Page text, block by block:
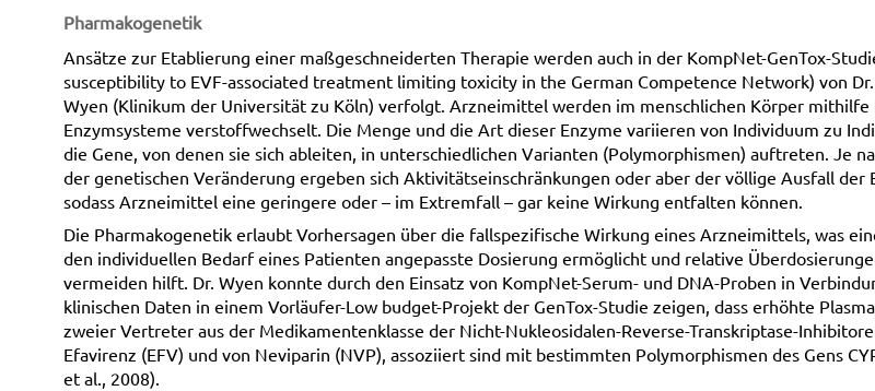
Pharmakogenetik
Ansätze zur Etablierung einer maßgeschneiderten Therapie werden auch in der KompNet-GenTox-
susceptibility to EVF-associated treatment limiting toxicity in the German Competence Network) von
Wyen (Klinikum der Universität zu Köln) verfolgt. Arzneimittel werden im menschlichen Körper mithilfe
Enzymsysteme verstoffwechselt. Die Menge und die Art dieser Enzyme variieren von Individuum zu
die Gene, von denen sie sich ableiten, in unterschiedlichen Varianten (Polymorphismen) auftreten. Je
der genetischen Veränderung ergeben sich Aktivitätseinschränkungen oder aber der völlige Ausfall der
sodass Arzneimittel eine geringere oder – im Extremfall – gar keine Wirkung entfalten können.
Die Pharmakogenetik erlaubt Vorhersagen über die fallspezifische Wirkung eines Arzneimittels, was
den individuellen Bedarf eines Patienten angepasste Dosierung ermöglicht und relative
vermeiden hilft. Dr. Wyen konnte durch den Einsatz von KompNet-Serum- und DNA-Proben in
klinischen Daten in einem Vorläufer-Low budget-Projekt der GenTox-Studie zeigen, dass erhöhte
zweier Vertreter aus der Medikamentenklasse der Nicht-Nukleosidalen-Reverse-Transkriptase-
Efavirenz (EFV) und von Neviparin (NVP), assoziiert sind mit bestimmten Polymorphismen des Gens
et al., 2008).